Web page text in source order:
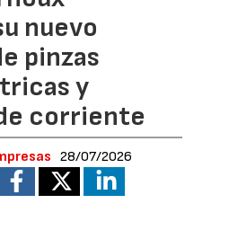
nuevo
pinzas
y
corriente
28/07/2026